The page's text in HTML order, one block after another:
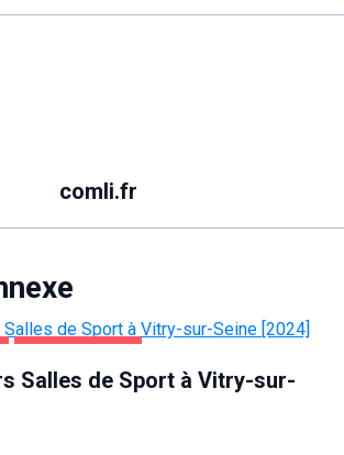
comli.fr
Salles de Sport à Vitry-sur-